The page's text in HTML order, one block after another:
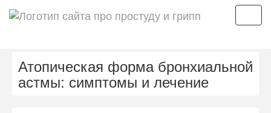
Атопическая форма бронхиальной
астмы: симптомы и лечение